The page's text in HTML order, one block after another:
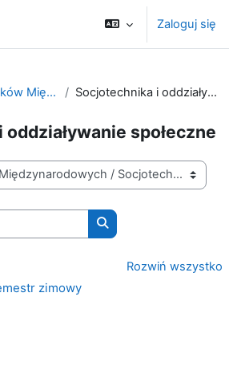
Zaloguj się
Wydział Stosunków Międzynarodowych Socjotechnika i oddziaływanie społeczne
społeczne
Wyszukaj kursy
Rozwiń wszystko
zimowy